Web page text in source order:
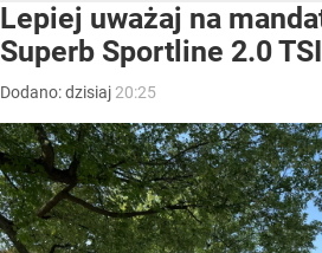
Lepiej uważaj na
Superb Sportline 2.0
Dodano:dzisiaj 20:25